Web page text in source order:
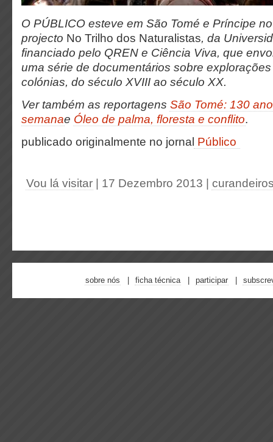
O PÚBLICO esteve em São Tomé e Príncipe
projecto No Trilho dos Naturalistas, da
financiado pelo QREN e Ciência Viva, que
uma série de documentários sobre
colónias, do século XVIII ao século XX.
Ver também as reportagens São Tomé: 130
semanae Óleo de palma, floresta e conflito.
publicado originalmente no jornal Público
Vou lá visitar | 17 Dezembro 2013
sobre nós ficha técnica participar